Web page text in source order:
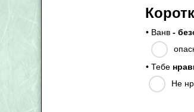
• Ванв -
• Тебе
Не